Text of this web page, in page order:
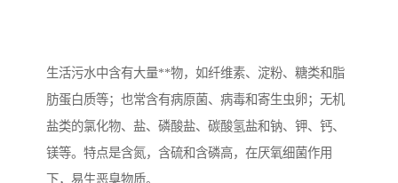
生活污水中含有大量**物，如纤维素、淀粉、糖类和脂
肪蛋白质等；也常含有病原菌、病毒和寄生虫卵；无机
盐类的氯化物、盐、磷酸盐、碳酸氢盐和钠、钾、钙、
镁等。特点是含氮，含硫和含磷高，在厌氧细菌作用
下，易生恶臭物质。
生产厂家
洗车污水处理设备 变电站污水处理设备
熟食厂污水处理设备 美容院一体化污水处理设